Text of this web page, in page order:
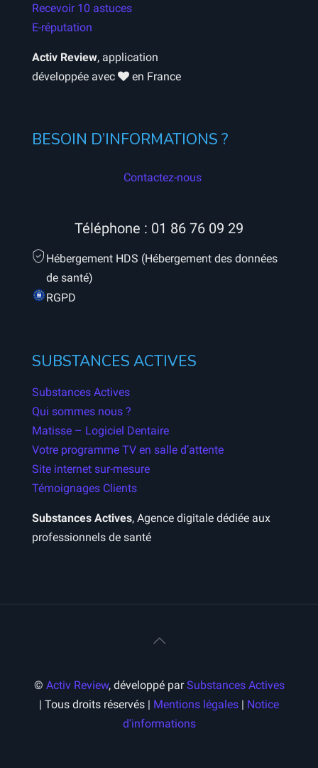
Recevoir 10 astuces
E-réputation
Activ Review, application
développée avec
en France
BESOIN D’INFORMATIONS ?
Contactez-nous
Téléphone : 01 86 76 09 29
Hébergement HDS (Hébergement des données
de santé)
RGPD
SUBSTANCES ACTIVES
Substances Actives
Qui sommes nous ?
Matisse – Logiciel Dentaire
Votre programme TV en salle d’attente
Site internet sur-mesure
Témoignages Clients
Substances Actives, Agence digitale dédiée aux
professionnels de santé
© Activ Review, développé parSubstances Actives
| Tous droits réservés | Mentions légales | Notice
d'informations